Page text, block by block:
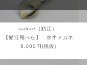
sabae（鯖江）
【鯖江靴べら】 水牛メガネ
6,000円(税抜)